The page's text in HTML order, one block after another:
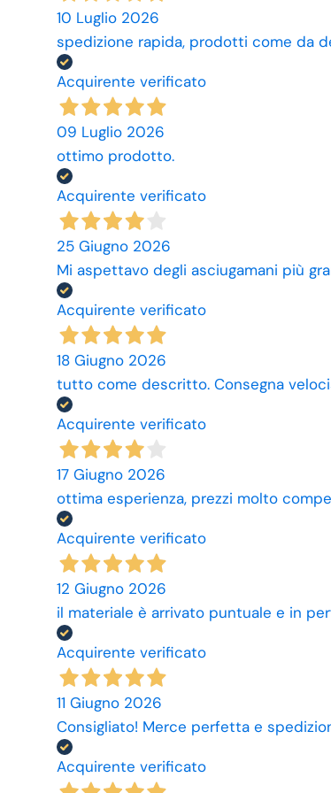
10 Luglio 2026
spedizione rapida, prodotti come da
Acquirente verificato
09 Luglio 2026
ottimo prodotto.
Acquirente verificato
25 Giugno 2026
Mi aspettavo degli asciugamani più
Acquirente verificato
18 Giugno 2026
tutto come descritto. Consegna
Acquirente verificato
17 Giugno 2026
ottima esperienza, prezzi molto
Acquirente verificato
12 Giugno 2026
il materiale è arrivato puntuale e in
Acquirente verificato
11 Giugno 2026
Consigliato! Merce perfetta e
Acquirente verificato